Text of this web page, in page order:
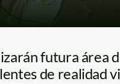
futura área
de realidad